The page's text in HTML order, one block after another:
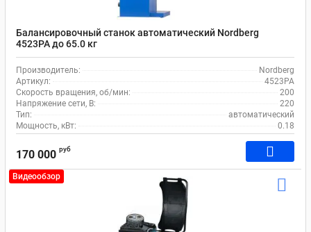
Балансировочный станок автоматический Nordberg
4523PA до 65.0 кг
Производитель:
Nordberg
Артикул:
4523PA
Скорость вращения, об/мин:
200
Напряжение сети, В:
220
Тип:
автоматический
Мощность, кВт:
0.18
170 000 руб
Видеообзор